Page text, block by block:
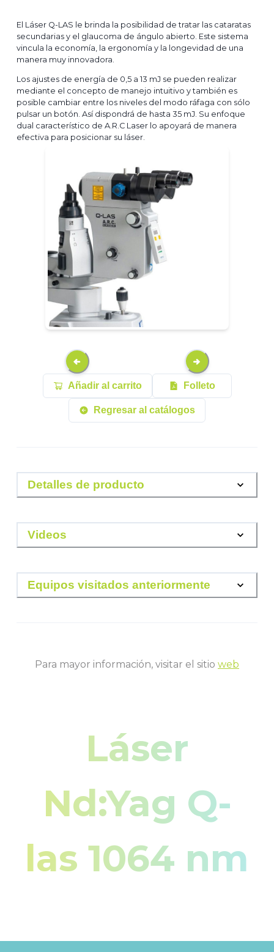
El Láser Q-LAS le brinda la posibilidad de tratar las cataratas
secundarias y el glaucoma de ángulo abierto. Este sistema
vincula la economía, la ergonomía y la longevidad de una
manera muy innovadora.
Los ajustes de energía de 0,5 a 13 mJ se pueden realizar
mediante el concepto de manejo intuitivo y también es
posible cambiar entre los niveles del modo ráfaga con sólo
pulsar un botón. Así dispondrá de hasta 35 mJ. Su enfoque
dual característico de A.R.C Laser lo apoyará de manera
efectiva para posicionar su láser.
Añadir al carrito Folleto
Regresar al catálogos
Detalles de producto
Videos
Equipos visitados anteriormente
Para mayor información, visitar el sitio web
Láser
Nd:Yag Q-
las 1064 nm